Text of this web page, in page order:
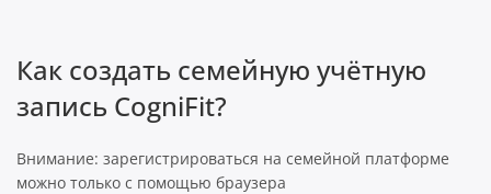
Как создать семейную учётную
запись CogniFit?
Внимание: зарегистрироваться на семейной платформе
можно только с помощью браузера